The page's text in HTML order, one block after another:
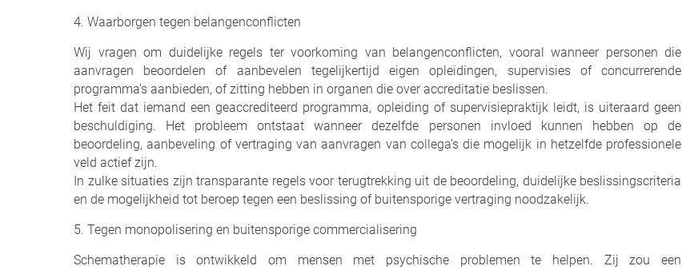
4. Waarborgen tegen belangenconflicten
Wij vragen om duidelijke regels ter voorkoming van belangenconflicten, vooral wanneer personen die
aanvragen beoordelen of aanbevelen tegelijkertijd eigen opleidingen, supervisies of concurrerende
programma’s aanbieden, of zitting hebben in organen die over accreditatie beslissen.
Het feit dat iemand een geaccrediteerd programma, opleiding of supervisiepraktijk leidt, is uiteraard geen
beschuldiging. Het probleem ontstaat wanneer dezelfde personen invloed kunnen hebben op de
beoordeling, aanbeveling of vertraging van aanvragen van collega’s die mogelijk in hetzelfde professionele
veld actief zijn.
In zulke situaties zijn transparante regels voor terugtrekking uit de beoordeling, duidelijke beslissingscriteria
en de mogelijkheid tot beroep tegen een beslissing of buitensporige vertraging noodzakelijk.
5. Tegen monopolisering en buitensporige commercialisering
Schematherapie is ontwikkeld om mensen met psychische problemen te helpen. Zij zou een